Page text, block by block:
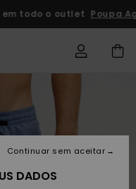
todo o outlet Poupa
DADOS
Continuar sem aceitar